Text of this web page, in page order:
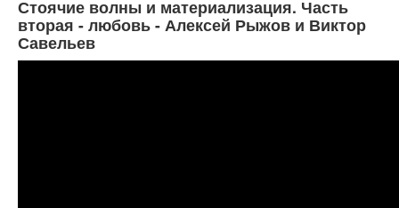
Стоячие волны и материализация. Часть
вторая - любовь - Алексей Рыжов и Виктор
Савельев